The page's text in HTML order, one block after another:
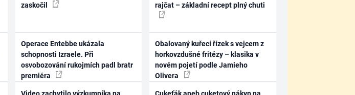
zaskočil
Operace Entebbe ukázala
schopnosti Izraele. Při
osvobozování rukojmích padl bratr
premiéra
Video zachytilo výzkumníka na
rajčat – základní recept plný chuti
Obalovaný kuřecí řízek s vejcem z
horkovzdušné fritézy – klasika v
novém pojetí podle Jamieho
Olivera
Cukeťák aneb cuketový nákyp na